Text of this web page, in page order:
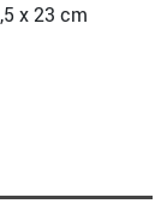
x 23 cm